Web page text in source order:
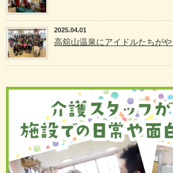
2025.04.01
高舘山温泉にアイドルたちが